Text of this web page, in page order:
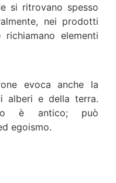
si ritrovano spesso
nei prodotti
elementi
evoca anche la
alberi e della terra.
è antico; può
egoismo.